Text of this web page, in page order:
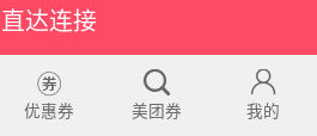
直达连接
优惠券 美团券 我的